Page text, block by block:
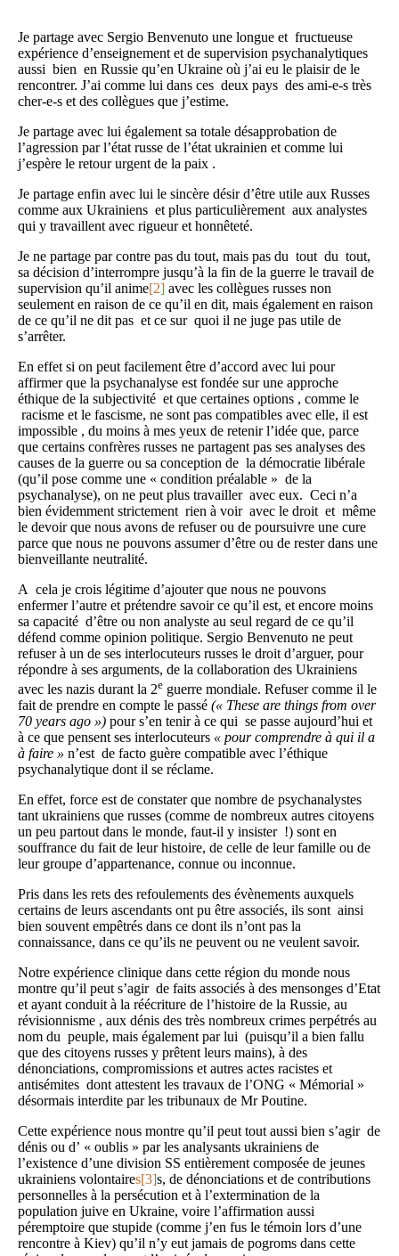
Je partage avec Sergio Benvenuto une longue et fructueuse
expérience d’enseignement et de supervision psychanalytiques
aussi bien en Russie qu’en Ukraine où j’ai eu le plaisir de le
rencontrer. J’ai comme lui dans ces deux pays des ami-e-s très
cher-e-s et des collègues que j’estime.
Je partage avec lui également sa totale désapprobation de
l’agression par l’état russe de l’état ukrainien et comme lui
j’espère le retour urgent de la paix .
Je partage enfin avec lui le sincère désir d’être utile aux Russes
comme aux Ukrainiens et plus particulièrement aux analystes
qui y travaillent avec rigueur et honnêteté.
Je ne partage par contre pas du tout, mais pas du tout du tout,
sa décision d’interrompre jusqu’à la fin de la guerre le travail de
supervision qu’il anime[2] avec les collègues russes non
seulement en raison de ce qu’il en dit, mais également en raison
de ce qu’il ne dit pas et ce sur quoi il ne juge pas utile de
s’arrêter.
En effet si on peut facilement être d’accord avec lui pour
affirmer que la psychanalyse est fondée sur une approche
éthique de la subjectivité et que certaines options , comme le
racisme et le fascisme, ne sont pas compatibles avec elle, il est
impossible , du moins à mes yeux de retenir l’idée que, parce
que certains confrères russes ne partagent pas ses analyses des
causes de la guerre ou sa conception de la démocratie libérale
(qu’il pose comme une « condition préalable » de la
psychanalyse), on ne peut plus travailler avec eux. Ceci n’a
bien évidemment strictement rien à voir avec le droit et même
le devoir que nous avons de refuser ou de poursuivre une cure
parce que nous ne pouvons assumer d’être ou de rester dans une
bienveillante neutralité.
A cela je crois légitime d’ajouter que nous ne pouvons
enfermer l’autre et prétendre savoir ce qu’il est, et encore moins
sa capacité d’être ou non analyste au seul regard de ce qu’il
défend comme opinion politique. Sergio Benvenuto ne peut
refuser à un de ses interlocuteurs russes le droit d’arguer, pour
répondre à ses arguments, de la collaboration des Ukrainiens
avec les nazis durant la 2e guerre mondiale. Refuser comme il le
fait de prendre en compte le passé (« These are things from over
70 years ago ») pour s’en tenir à ce qui se passe aujourd’hui et
à ce que pensent ses interlocuteurs « pour comprendre à qui il a
à faire » n’est de facto guère compatible avec l’éthique
psychanalytique dont il se réclame.
En effet, force est de constater que nombre de psychanalystes
tant ukrainiens que russes (comme de nombreux autres citoyens
un peu partout dans le monde, faut-il y insister !) sont en
souffrance du fait de leur histoire, de celle de leur famille ou de
leur groupe d’appartenance, connue ou inconnue.
Pris dans les rets des refoulements des évènements auxquels
certains de leurs ascendants ont pu être associés, ils sont ainsi
bien souvent empêtrés dans ce dont ils n’ont pas la
connaissance, dans ce qu’ils ne peuvent ou ne veulent savoir.
Notre expérience clinique dans cette région du monde nous
montre qu’il peut s’agir de faits associés à des mensonges d’Etat
et ayant conduit à la réécriture de l’histoire de la Russie, au
révisionnisme , aux dénis des très nombreux crimes perpétrés au
nom du peuple, mais également par lui (puisqu’il a bien fallu
que des citoyens russes y prêtent leurs mains), à des
dénonciations, compromissions et autres actes racistes et
antisémites dont attestent les travaux de l’ONG « Mémorial »
désormais interdite par les tribunaux de Mr Poutine.
Cette expérience nous montre qu’il peut tout aussi bien s’agir de
dénis ou d’ « oublis » par les analysants ukrainiens de
l’existence d’une division SS entièrement composée de jeunes
ukrainiens volontaires[3]s, de dénonciations et de contributions
personnelles à la persécution et à l’extermination de la
population juive en Ukraine, voire l’affirmation aussi
péremptoire que stupide (comme j’en fus le témoin lors d’une
rencontre à Kiev) qu’il n’y eut jamais de pogroms dans cette